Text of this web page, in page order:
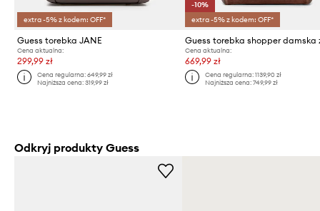
extra -5% z kodem: OFF*
Guess torebka JANE
Cena aktualna:
299,99 zł
Cena regularna:649,99 zł
Najniższa cena:319,99 zł
-10%
extra -5% z kodem: OFF*
Cena aktualna:
669,99 zł
Cena regularna: 1139,90 zł
Najniższa cena: 749,99 zł
Odkryj produkty Guess